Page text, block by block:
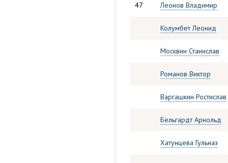
47 Леонов Владимир
Колумбет Леонид
Москвин Станислав
Романов Виктор
Варгашкин Ростислав
Бельгардт Арнольд
Хатунцева Гульназ